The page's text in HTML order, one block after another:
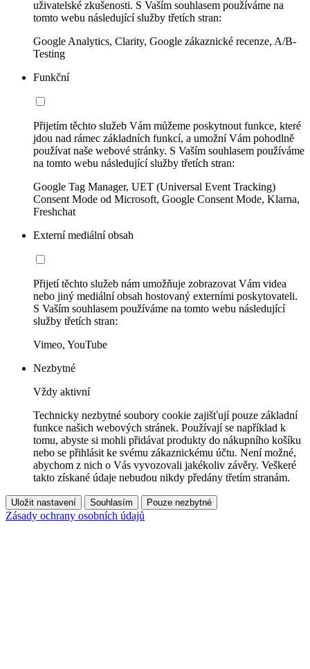
uživatelské zkušenosti. S Vaším souhlasem používáme na
tomto webu následující služby třetích stran:
Google Analytics, Clarity, Google zákaznické recenze, A/B-
Testing
Funkční
Přijetím těchto služeb Vám můžeme poskytnout funkce, které
jdou nad rámec základních funkcí, a umožní Vám pohodlně
používat naše webové stránky. S Vaším souhlasem používáme
na tomto webu následující služby třetích stran:
Google Tag Manager, UET (Universal Event Tracking)
Consent Mode od Microsoft, Google Consent Mode, Klarna,
Freshchat
Externí mediální obsah
Přijetí těchto služeb nám umožňuje zobrazovat Vám videa
nebo jiný mediální obsah hostovaný externími poskytovateli.
S Vaším souhlasem používáme na tomto webu následující
služby třetích stran:
Vimeo, YouTube
Nezbytné
Vždy aktivní
Technicky nezbytné soubory cookie zajišťují pouze základní
funkce našich webových stránek. Používají se například k
tomu, abyste si mohli přidávat produkty do nákupního košíku
nebo se přihlásit ke svému zákaznickému účtu. Není možné,
abychom z nich o Vás vyvozovali jakékoliv závěry. Veškeré
takto získané údaje nebudou nikdy předány třetím stranám.
Uložit nastavení Souhlasím Pouze nezbytné
Zásady ochrany osobních údajů